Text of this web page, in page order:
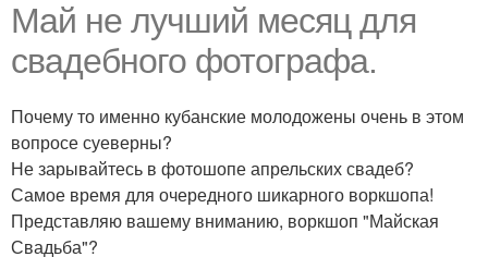
Май не лучший месяц для
свадебного фотографа.
Почему то именно кубанские молодожены очень в этом
вопросе суеверны?
Не зарывайтесь в фотошопе апрельских свадеб?
Самое время для очередного шикарного воркшопа!
Представляю вашему вниманию, воркшоп "Майская
Свадьба"?